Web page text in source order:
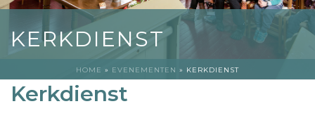
KERKDIENST
HOME » EVENEMENTEN » KERKDIENST
Kerkdienst